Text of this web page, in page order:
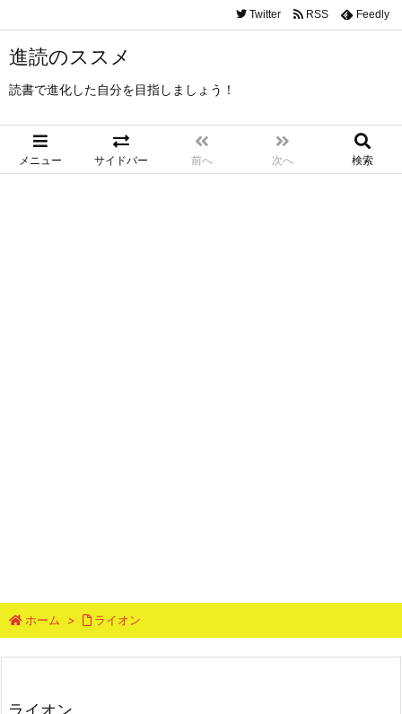
進読のススメ
読書で進化した自分を目指しましょう！
メニュー サイドバー 前へ 次へ 検索
Twitter RSS Feedly
ホーム > ライオン
ライオン